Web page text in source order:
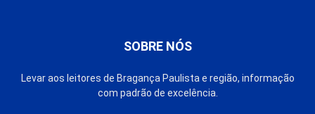
SOBRE NÓS
Levar aos leitores de Bragança Paulista e região, informação
com padrão de excelência.